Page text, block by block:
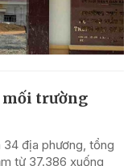
mối trường
địa phương, tổng
từ 37.386 xuống